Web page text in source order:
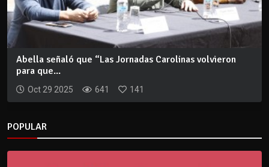
Abella señaló que “Las Jornadas Carolinas volvieron
para que...
Oct 29 2025 641 141
POPULAR